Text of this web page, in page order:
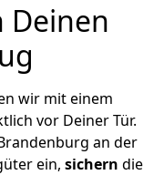
Deinen
wir mit einem
vor Deiner Tür.
an der
ein, sichern die